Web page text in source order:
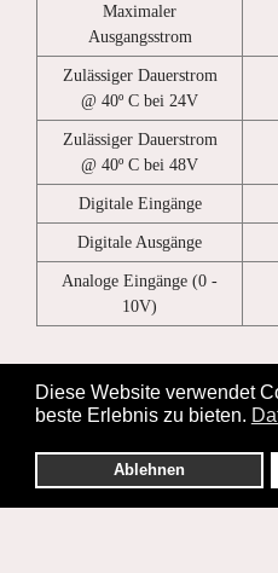
Diese Website verwendet
beste Erlebnis zu bieten.
Ablehnen
Maximaler
Ausgangsstrom
Zulässiger Dauerstrom
@ 40º C bei 24V
Zulässiger Dauerstrom
@ 40º C bei 48V
Digitale Eingänge
Digitale Ausgänge
Analoge Eingänge (0 -
10V)